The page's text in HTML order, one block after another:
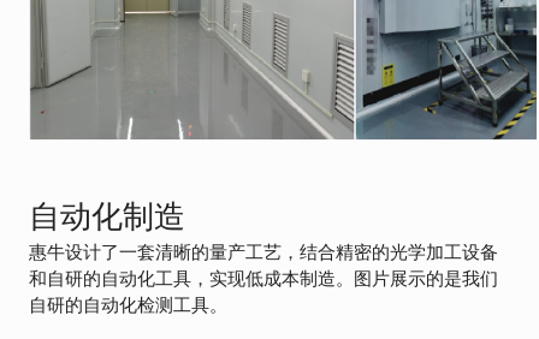
组
显
示
模
组
自动化制造
惠牛设计了一套清晰的量产工艺，结合精密的光学加工设备
和自研的自动化工具，实现低成本制造。图片展示的是我们
自研的自动化检测工具。